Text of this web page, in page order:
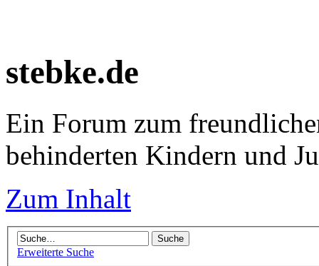
stebke.de
Ein Forum zum
behinderten Kindern und
Zum Inhalt
Erweiterte Suche